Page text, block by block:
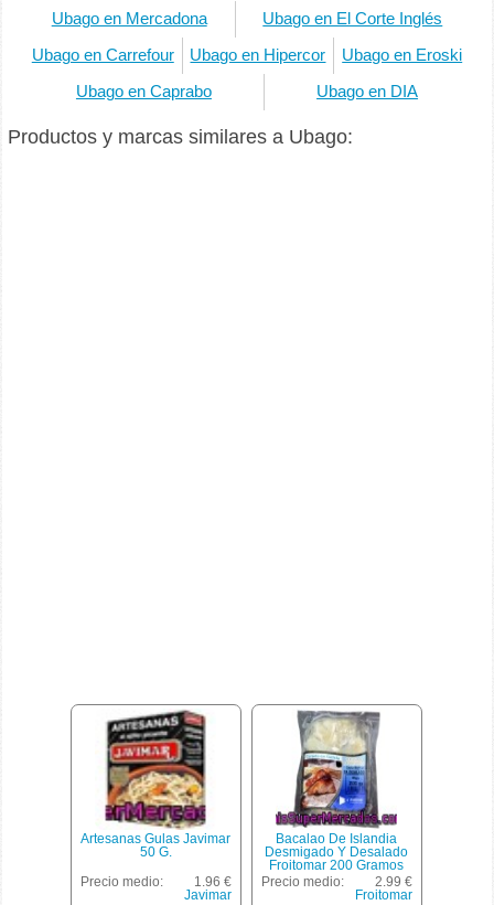
Ubago en Mercadona Ubago en El Corte Inglés
Ubago en Carrefour Ubago en Hipercor Ubago en Eroski
Ubago en Caprabo Ubago en DIA
Productos y marcas similares a Ubago:
Artesanas Gulas Javimar
50 G.
Precio medio:
1.96 €
Javimar
Bacalao De Islandia
Desmigado Y Desalado
Froitomar 200 Gramos
Precio medio:
2.99 €
Froitomar